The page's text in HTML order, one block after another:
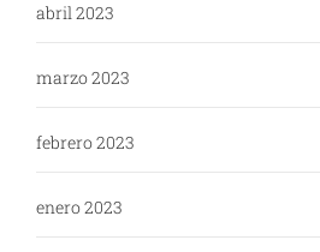
abril 2023
marzo 2023
febrero 2023
enero 2023